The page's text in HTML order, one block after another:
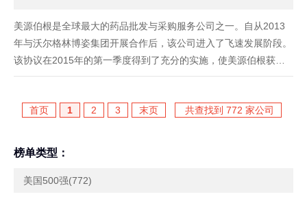
美源伯根是全球最大的药品批发与采购服务公司之一。自从2013
年与沃尔格林博姿集团开展合作后，该公司进入了飞速发展阶段。
该协议在2015年的第一季度得到了充分的实施，使美源伯根获得
了一笔健康的利润，促进了收入的增加，未来还有更多预期收益。
用药物......
首页 1 2 3 末页 共查找到 772 家公司
榜单类型：
美国500强(772)